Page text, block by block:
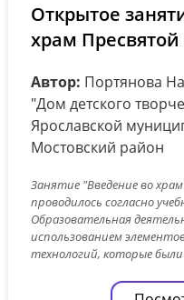
Открытое
храм
Автор: Портянова
"Дом детского
Ярославской
Мостовский район
Занятие "Введение во
проводилось согласно
Образовательная
использованием
технологий, которые